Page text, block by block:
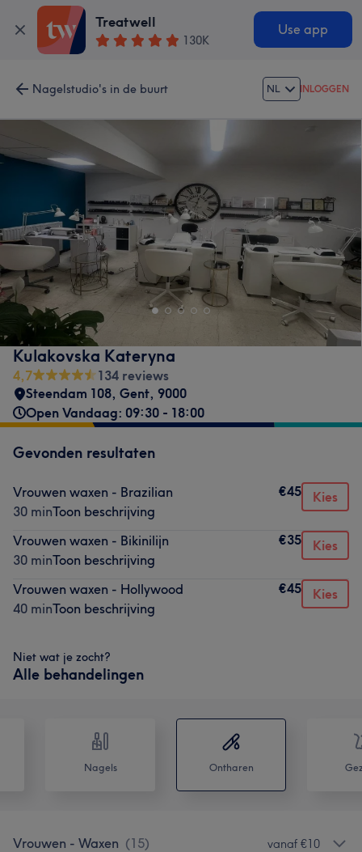
Treatwell
130K
Use app
Nagelstudio's in de buurt NL INLOGGEN
Kulakovska Kateryna
4,7
134 reviews
Steendam 108, Gent, 9000
Open Vandaag: 09:30 - 18:00
Gevonden resultaten
Vrouwen waxen - Brazilian
30 minToon beschrijving
€45 Kies
Vrouwen waxen - Bikinilijn
30 minToon beschrijving
€35 Kies
Vrouwen waxen - Hollywood
40 minToon beschrijving
€45 Kies
Niet wat je zocht?
Alle behandelingen
Nagels Ontharen
Vrouwen - Waxen (15) vanaf €10